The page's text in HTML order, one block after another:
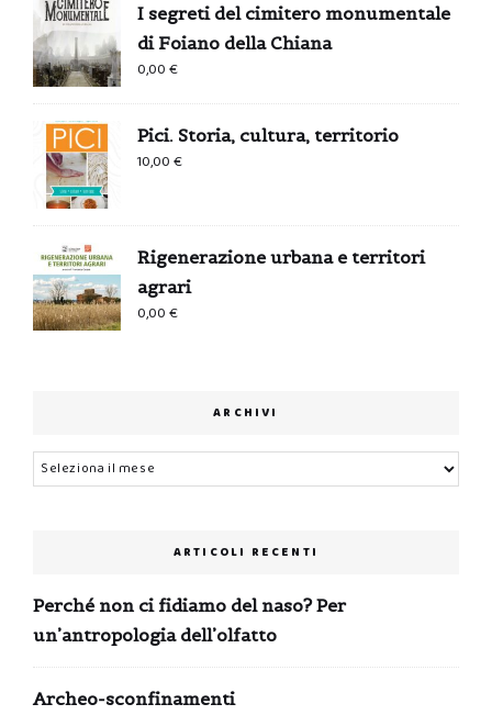
I segreti del cimitero monumentale
di Foiano della Chiana
0,00€
Pici. Storia, cultura, territorio
10,00€
Rigenerazione urbana e territori
agrari
0,00€
ARCHIVI
Archivi
ARTICOLI RECENTI
Perché non ci fidiamo del naso? Per
un’antropologia dell’olfatto
Archeo-sconfinamenti